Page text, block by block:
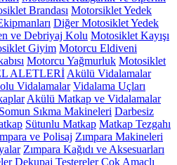
Brandası Motorsiklet Yedek
Diğer Motosiklet Yedek
ve Debriyaj Kolu Motosiklet Kayışı
Giyim Motorcu Eldiveni
Motorcu Yağmurluk Motosiklet
ALETLERİ Akülü Vidalamalar
Vidalamalar Vidalama Uçları
Akülü Matkap ve Vidalamalar
Somun Sıkma Makineleri Darbesiz
Sütunlu Matkap Matkap Tezgahı
ve Polisaj Zımpara Makineleri
Zımpara Kağıdı ve Aksesuarları
Dekupaj Testereler Çok Amaçlı